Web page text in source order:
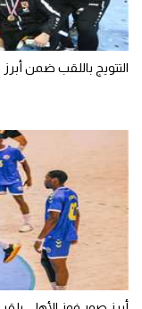
التتويج باللقب ضمن